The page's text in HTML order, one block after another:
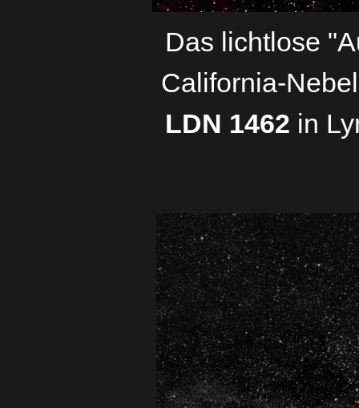
Das lichtlose
California-Nebel
LDN 1462 in